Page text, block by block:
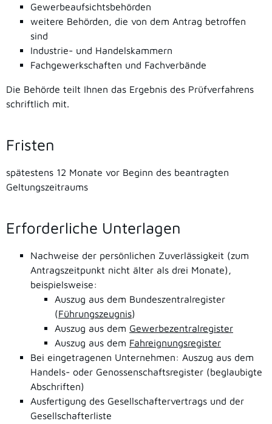
Gewerbeaufsichtsbehörden
weitere Behörden, die von dem Antrag betroffen
sind
Industrie- und Handelskammern
Fachgewerkschaften und Fachverbände
Die Behörde teilt Ihnen das Ergebnis des Prüfverfahrens
schriftlich mit.
Fristen
spätestens 12 Monate vor Beginn des beantragten
Geltungszeitraums
Erforderliche Unterlagen
Nachweise der persönlichen Zuverlässigkeit (zum
Antragszeitpunkt nicht älter als drei Monate),
beispielsweise:
Auszug aus dem Bundeszentralregister
(Führungszeugnis)
Auszug aus dem Gewerbezentralregister
Auszug aus dem Fahreignungsregister
Bei eingetragenen Unternehmen: Auszug aus dem
Handels- oder Genossenschaftsregister (beglaubigte
Abschriften)
Ausfertigung des Gesellschaftervertrags und der
Gesellschafterliste